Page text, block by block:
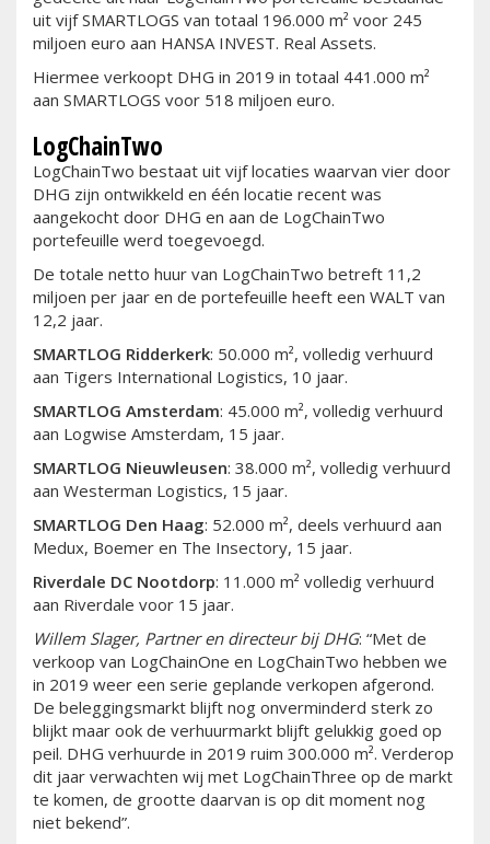
uit vijf SMARTLOGS van totaal 196.000 m² voor 245
miljoen euro aan HANSA INVEST. Real Assets.
Hiermee verkoopt DHG in 2019 in totaal 441.000 m²
aan SMARTLOGS voor 518 miljoen euro.
LogChainTwo
LogChainTwo bestaat uit vijf locaties waarvan vier door
DHG zijn ontwikkeld en één locatie recent was
aangekocht door DHG en aan de LogChainTwo
portefeuille werd toegevoegd.
De totale netto huur van LogChainTwo betreft 11,2
miljoen per jaar en de portefeuille heeft een WALT van
12,2 jaar.
SMARTLOG Ridderkerk: 50.000 m², volledig verhuurd
aan Tigers International Logistics, 10 jaar.
SMARTLOG Amsterdam: 45.000 m², volledig verhuurd
aan Logwise Amsterdam, 15 jaar.
SMARTLOG Nieuwleusen: 38.000 m², volledig verhuurd
aan Westerman Logistics, 15 jaar.
SMARTLOG Den Haag: 52.000 m², deels verhuurd aan
Medux, Boemer en The Insectory, 15 jaar.
Riverdale DC Nootdorp: 11.000 m² volledig verhuurd
aan Riverdale voor 15 jaar.
Willem Slager, Partner en directeur bij DHG: “Met de
verkoop van LogChainOne en LogChainTwo hebben we
in 2019 weer een serie geplande verkopen afgerond.
De beleggingsmarkt blijft nog onverminderd sterk zo
blijkt maar ook de verhuurmarkt blijft gelukkig goed op
peil. DHG verhuurde in 2019 ruim 300.000 m². Verderop
dit jaar verwachten wij met LogChainThree op de markt
te komen, de grootte daarvan is op dit moment nog
niet bekend”.